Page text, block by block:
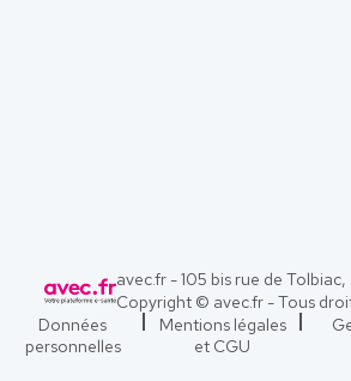
avec.fr - 105 bis rue de Tolbiac,
Copyright © avec.fr - Tous
Données
personnelles
Mentions légales
et CGU